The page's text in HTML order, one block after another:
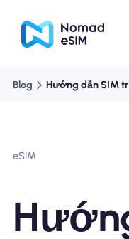
Blog Hướng dẫn SIM
eSIM